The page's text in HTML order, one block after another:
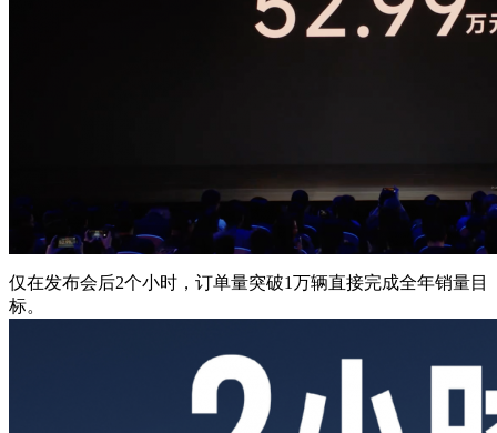
仅在发布会后2个小时，订单量突破1万辆直接完成全年销量目
标。